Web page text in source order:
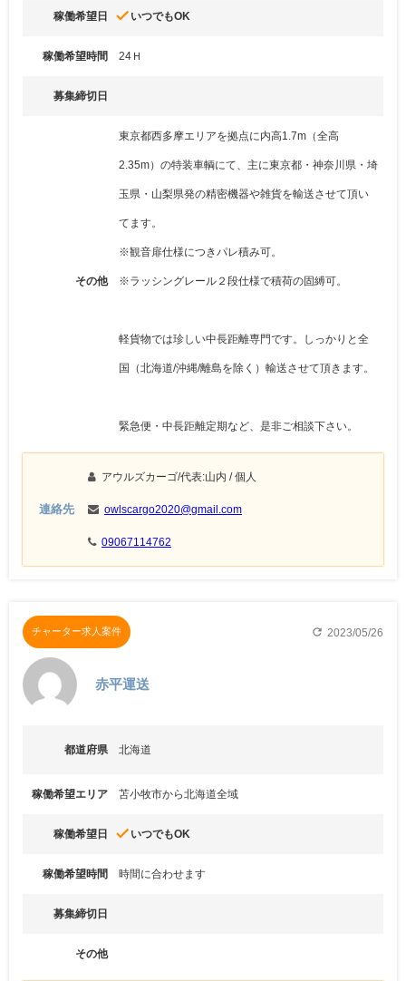
稼働希望日 done いつでもOK
稼働希望時間 24Ｈ
募集締切日
その他
東京都西多摩エリアを拠点に内高1.7m（全高
2.35m）の特装車輌にて、主に東京都・神奈川県・埼
玉県・山梨県発の精密機器や雑貨を輸送させて頂い
てます。
※観音扉仕様につきパレ積み可。
※ラッシングレール２段仕様で積荷の固縛可。
軽貨物では珍しい中長距離専門です。しっかりと全
国（北海道/沖縄/離島を除く）輸送させて頂きます。
緊急便・中長距離定期など、是非ご相談下さい。
連絡先
アウルズカーゴ/代表:山内 / 個人
owlscargo2020@gmail.com
09067114762
チャーター求人案件 refresh 2023/05/26
赤平運送
都道府県 北海道
稼働希望エリア 苫小牧市から北海道全域
稼働希望日 done いつでもOK
稼働希望時間 時間に合わせます
募集締切日
その他